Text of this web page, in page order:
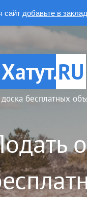
сайт добавьте в
Хатут.RU
доска бесплатных